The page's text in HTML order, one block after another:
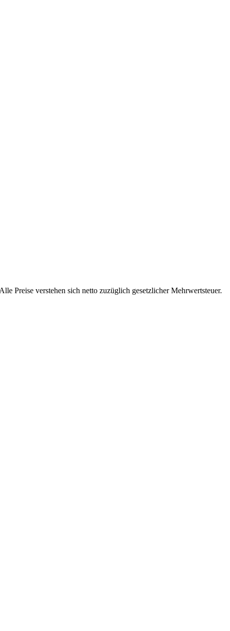
Preise verstehen sich netto zuzüglich gesetzlicher Mehrwertsteuer.